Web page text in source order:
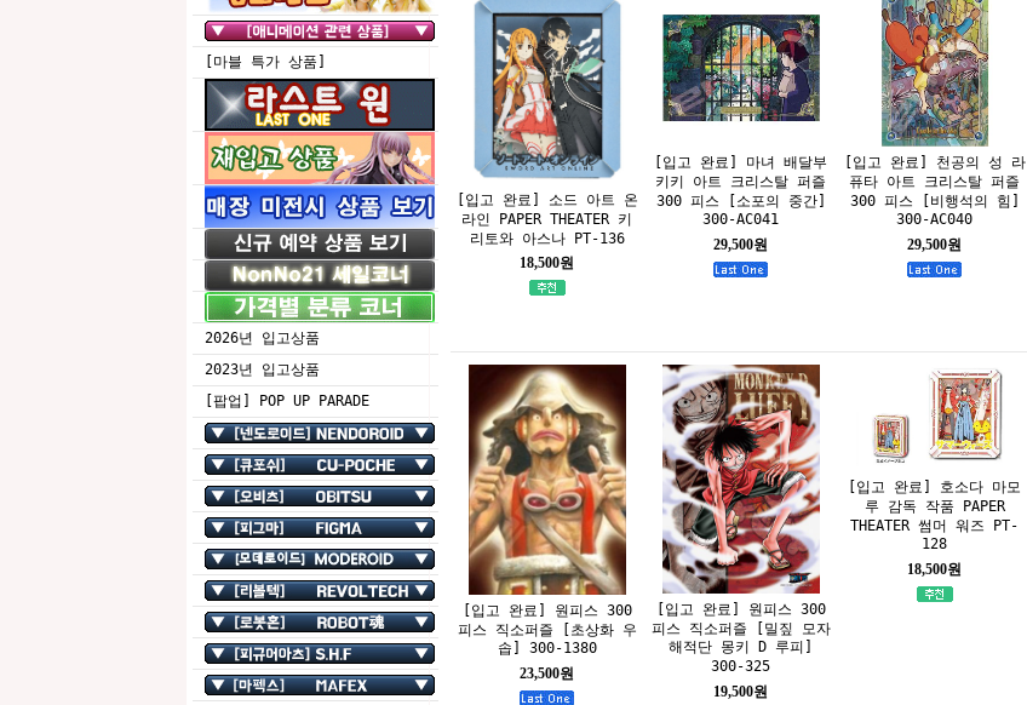
[마블 특가 상품]
2026년 입고상품
2023년 입고상품
[팝업] POP UP PARADE
[입고 완료] 소드 아트 온
라인 PAPER THEATER 키
리토와 아스나 PT-136
18,500원
[입고 완료] 마녀 배달부
키키 아트 크리스탈 퍼즐
300 피스 [소포의 중간]
300-AC041
29,500원
[입고 완료] 천공의 성 라
퓨타 아트 크리스탈 퍼즐
300 피스 [비행석의 힘]
300-AC040
29,500원
[입고 완료] 원피스 300
피스 직소퍼즐 [초상화 우
솝] 300-1380
23,500원
[입고 완료] 원피스 300
피스 직소퍼즐 [밀짚 모자
해적단 몽키 D 루피]
300-325
19,500원
[입고 완료] 호소다 마모
루 감독 작품 PAPER
THEATER 썸머 워즈 PT-
128
18,500원